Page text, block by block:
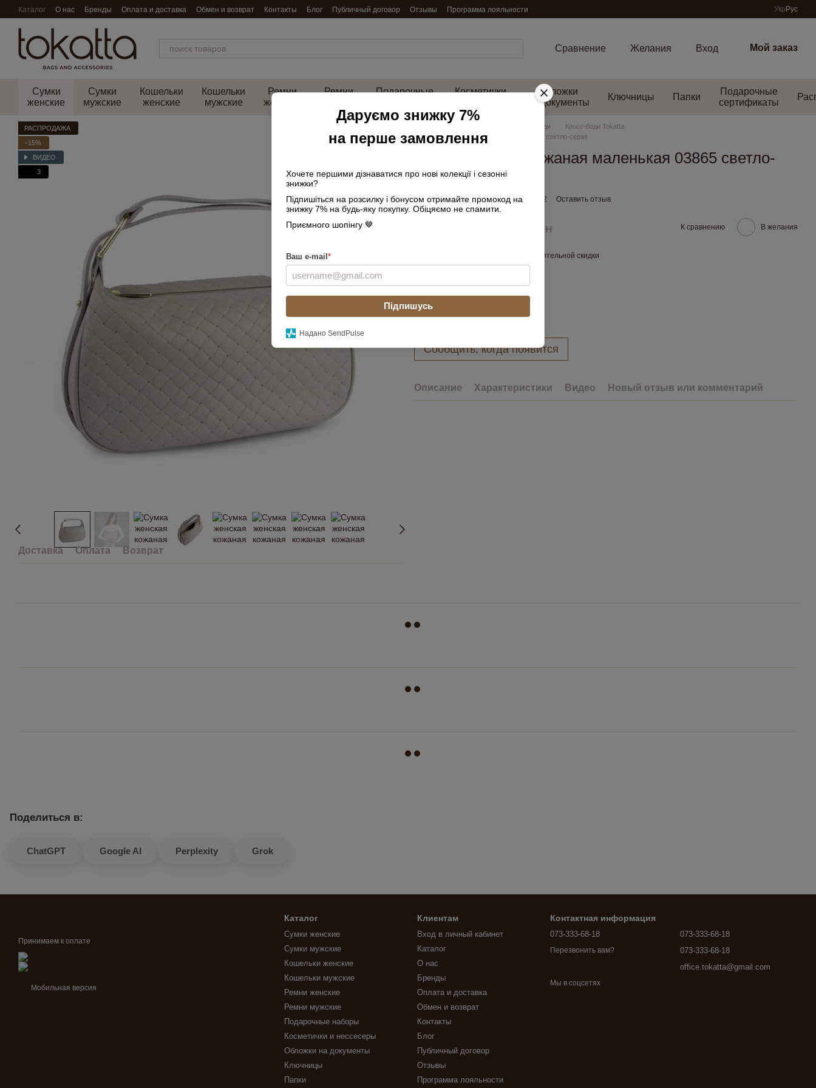
Перейти к основному контенту
Даруємо знижку 7%
на перше замовлення
Хочете першими дізнаватися про нові колекції і сезонні
знижки?
Підпишіться на розсилку і бонусом отримайте промокод на
знижку 7% на будь-яку покупку. Обіцяємо не спамити.
Приємного шопінгу 🤎
Ваш e-mail *
Підпишусь
Надано SendPulse
Каталог О нас Бренды Оплата и доставка Обмен и возврат Контакты Блог Публичный договор Отзывы Программа лояльности Укр Рус
Сравнение Желания Вход Мой заказ
Сумки
женские
Сумки
мужские
Кошельки
женские
Кошельки
мужские
Ремни
женские
Ремни
Подарочные
Косметички
Обложки
на документы
Ключницы Папки
Подарочные
сертификаты
РАСПРОДАЖА
−15%
ВИДЕО
3
Доставка Оплата Возврат
Кросс-боди
Кросс-боди Tokatta
Сумка женская кожаная маленькая 03865 светло-серая
Сумка женская кожаная маленькая 03865 светло-
серая
Нет в наличии Артикул: 2557172232 Оставить отзыв
2 880 грн К сравнению В желания
для отображения накопительной скидки
Сообщить, когда появится
Описание Характеристики Видео Новый отзыв или комментарий
Поделиться в:
ChatGPT Google AI Perplexity Grok
Принимаем к оплате
Мобильная версия
Каталог
Сумки женские
Сумки мужские
Кошельки женские
Кошельки мужские
Ремни женские
Ремни мужские
Подарочные наборы
Косметички и нессесеры
Обложки на документы
Ключницы
Папки
Клиентам
Вход в личный кабинет
Каталог
О нас
Бренды
Оплата и доставка
Обмен и возврат
Контакты
Блог
Публичный договор
Отзывы
Программа лояльности
Контактная информация
073-333-68-18
Перезвонить вам?
073-333-68-18
073-333-68-18
office.tokatta@gmail.com
Мы в соцсетях